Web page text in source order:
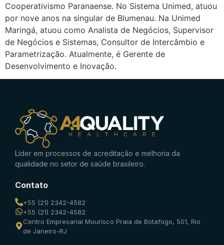
Cooperativismo Paranaense. No Sistema Unimed, atuou
por nove anos na singular de Blumenau. Na Unimed
Maringá, atuou como Analista de Negócios, Supervisor
de Negócios e Sistemas, Consultor de Intercâmbio e
Parametrização. Atualmente, é Gerente de
Desenvolvimento e Inovação.
Líder em processos de acreditação e melhoria da
qualidade no setor de saúde brasileiro.
Contato
+55 (21) 2342-4582
+55 (21) 2342-4582
Centro Empresarial Mourisco Praia de Botafogo, 501, Rio
de Janeiro-RJ